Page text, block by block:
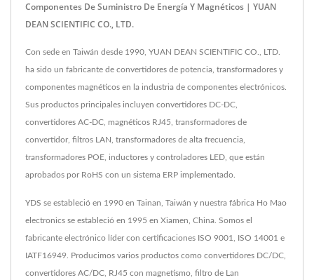
Componentes De Suministro De Energía Y Magnéticos | YUAN
DEAN SCIENTIFIC CO., LTD.
Con sede en Taiwán desde 1990, YUAN DEAN SCIENTIFIC CO., LTD.
ha sido un fabricante de convertidores de potencia, transformadores y
componentes magnéticos en la industria de componentes electrónicos.
Sus productos principales incluyen convertidores DC-DC,
convertidores AC-DC, magnéticos RJ45, transformadores de
convertidor, filtros LAN, transformadores de alta frecuencia,
transformadores POE, inductores y controladores LED, que están
aprobados por RoHS con un sistema ERP implementado.
YDS se estableció en 1990 en Tainan, Taiwán y nuestra fábrica Ho Mao
electronics se estableció en 1995 en Xiamen, China. Somos el
fabricante electrónico líder con certificaciones ISO 9001, ISO 14001 e
IATF16949. Producimos varios productos como convertidores DC/DC,
convertidores AC/DC, RJ45 con magnetismo, filtro de Lan